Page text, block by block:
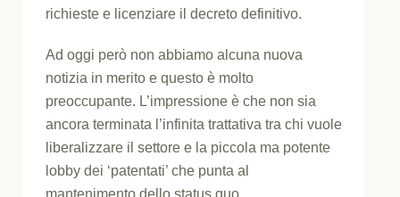
richieste e licenziare il decreto definitivo.
Ad oggi però non abbiamo alcuna nuova
notizia in merito e questo è molto
preoccupante. L’impressione è che non sia
ancora terminata l’infinita trattativa tra chi vuole
liberalizzare il settore e la piccola ma potente
lobby dei ‘patentati’ che punta al
mantenimento dello status quo.